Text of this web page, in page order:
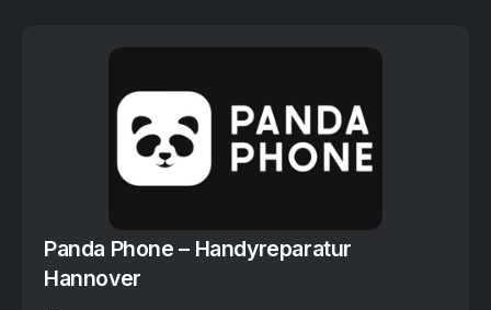
Panda Phone – Handyreparatur
Hannover